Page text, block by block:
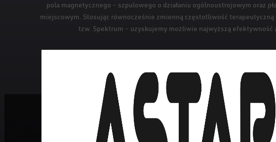
pola magnetycznego – szpulowego o działaniu ogólnoustrojowym oraz
miejscowym. Stosując równocześnie zmienną częstotliwość terapeutyczną
tzw. Spektrum – uzyskujemy możliwie najwyższą efektywność